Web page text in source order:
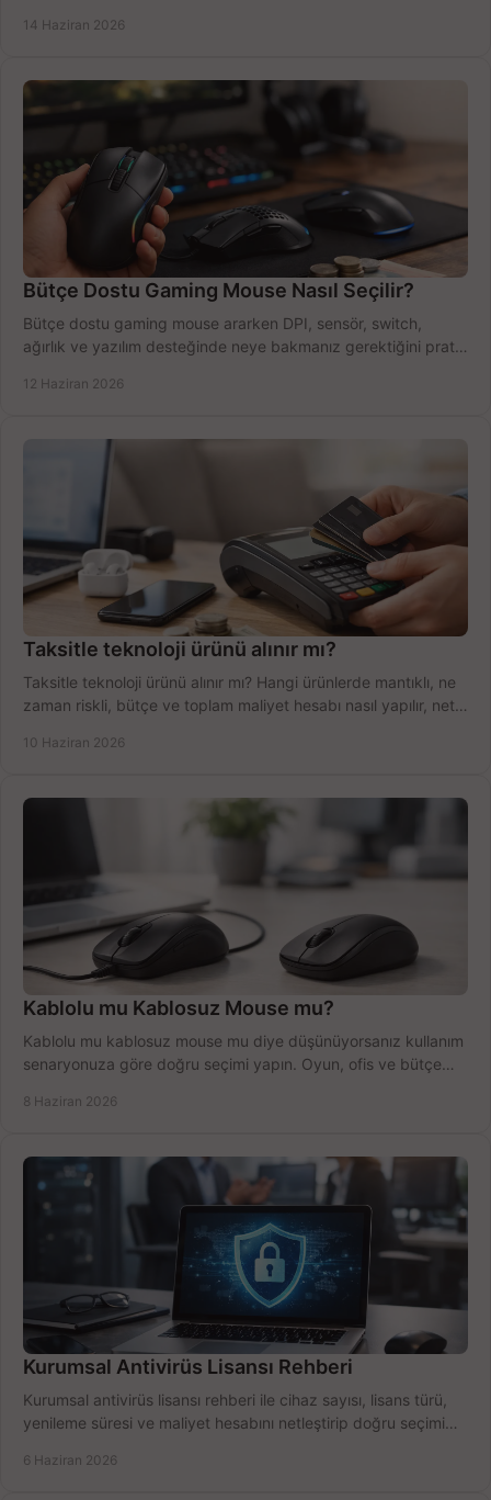
14 Haziran 2026
Bütçe Dostu Gaming Mouse Nasıl Seçilir?
Bütçe dostu gaming mouse ararken DPI, sensör, switch,
ağırlık ve yazılım desteğinde neye bakmanız gerektiğini pratik
12 Haziran 2026
Taksitle teknoloji ürünü alınır mı?
Taksitle teknoloji ürünü alınır mı? Hangi ürünlerde mantıklı, ne
zaman riskli, bütçe ve toplam maliyet hesabı nasıl yapılır, net
10 Haziran 2026
Kablolu mu Kablosuz Mouse mu?
Kablolu mu kablosuz mouse mu diye düşünüyorsanız kullanım
senaryonuza göre doğru seçimi yapın. Oyun, ofis ve bütçe
8 Haziran 2026
Kurumsal Antivirüs Lisansı Rehberi
Kurumsal antivirüs lisansı rehberi ile cihaz sayısı, lisans türü,
yenileme süresi ve maliyet hesabını netleştirip doğru seçimi
6 Haziran 2026